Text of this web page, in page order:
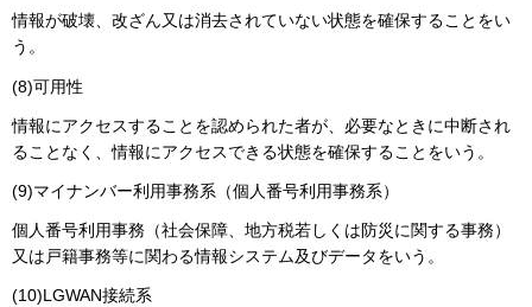
情報が破壊、改ざん又は消去されていない状態を確保することをい
う。
(8)可用性
情報にアクセスすることを認められた者が、必要なときに中断され
ることなく、情報にアクセスできる状態を確保することをいう。
(9)マイナンバー利用事務系（個人番号利用事務系）
個人番号利用事務（社会保障、地方税若しくは防災に関する事務）
又は戸籍事務等に関わる情報システム及びデータをいう。
(10)LGWAN接続系